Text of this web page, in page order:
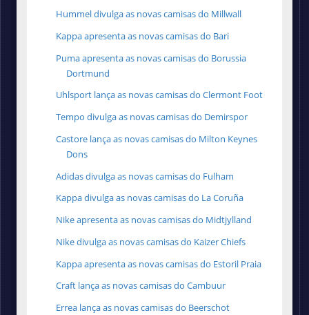
Hummel divulga as novas camisas do Millwall
Kappa apresenta as novas camisas do Bari
Puma apresenta as novas camisas do Borussia
Dortmund
Uhlsport lança as novas camisas do Clermont Foot
Tempo divulga as novas camisas do Demirspor
Castore lança as novas camisas do Milton Keynes
Dons
Adidas divulga as novas camisas do Fulham
Kappa divulga as novas camisas do La Coruña
Nike apresenta as novas camisas do Midtjylland
Nike divulga as novas camisas do Kaizer Chiefs
Kappa apresenta as novas camisas do Estoril Praia
Craft lança as novas camisas do Cambuur
Errea lança as novas camisas do Beerschot